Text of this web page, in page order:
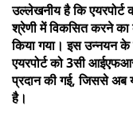
उल्लेखनीय है कि
श्रेणी में विकसित करने
किया गया। इस उन्नयन के
एयरपोर्ट को 3सी
प्रदान की गई, जिससे अब
है।